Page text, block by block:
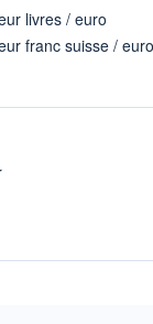
livres / euro
franc suisse / euro